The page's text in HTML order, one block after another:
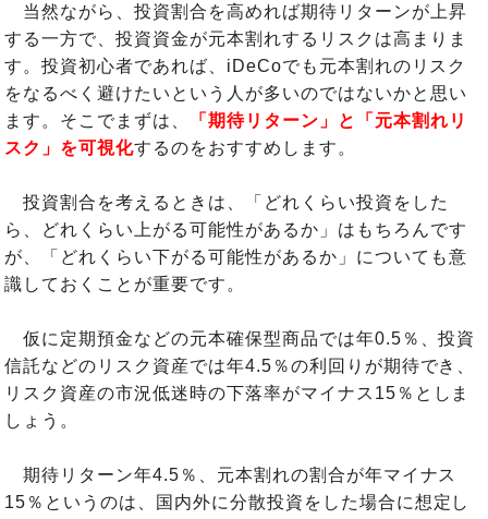
当然ながら、投資割合を高めれば期待リターンが上昇
する一方で、投資資金が元本割れするリスクは高まりま
す。投資初心者であれば、iDeCoでも元本割れのリスク
をなるべく避けたいという人が多いのではないかと思い
ます。そこでまずは、
「期待リターン」と「元本割れリ
スク」を可視化するのをおすすめします。
投資割合を考えるときは、「どれくらい投資をした
ら、どれくらい上がる可能性があるか」はもちろんです
が、「どれくらい下がる可能性があるか」についても意
識しておくことが重要です。
仮に定期預金などの元本確保型商品では年0.5％、投資
信託などのリスク資産では年4.5％の利回りが期待でき、
リスク資産の市況低迷時の下落率がマイナス15％としま
しょう。
期待リターン年4.5％、元本割れの割合が年マイナス
15％というのは、国内外に分散投資をした場合に想定し